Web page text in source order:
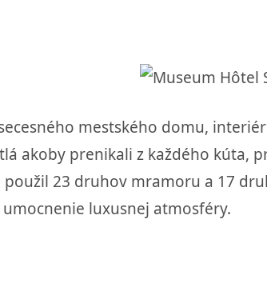
mestského domu,
akoby prenikali z každého kúta,
23 druhov mramoru a 17
luxusnej atmosféry.